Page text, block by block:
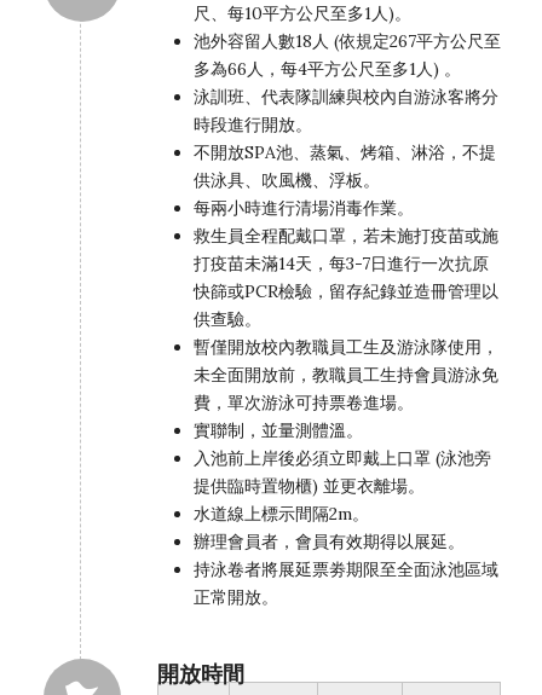
尺、每10平方公尺至多1人)。
池外容留人數18人 (依規定267平方公尺至
多為66人，每4平方公尺至多1人) 。
泳訓班、代表隊訓練與校內自游泳客將分
時段進行開放。
不開放SPA池、蒸氣、烤箱、淋浴，不提
供泳具、吹風機、浮板。
每兩小時進行清場消毒作業。
救生員全程配戴口罩，若未施打疫苗或施
打疫苗未滿14天，每3-7日進行一次抗原
快篩或PCR檢驗，留存紀錄並造冊管理以
供查驗。
暫僅開放校內教職員工生及游泳隊使用，
未全面開放前，教職員工生持會員游泳免
費，單次游泳可持票卷進場。
實聯制，並量測體溫。
入池前上岸後必須立即戴上口罩 (泳池旁
提供臨時置物櫃) 並更衣離場。
水道線上標示間隔2m。
辦理會員者，會員有效期得以展延。
持泳卷者將展延票劵期限至全面泳池區域
正常開放。
開放時間